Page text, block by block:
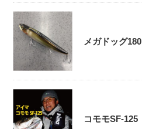
メガドッグ180
コモモSF-125